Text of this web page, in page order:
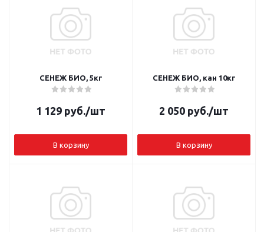
СЕНЕЖ БИО, 5кг
1 129 руб./шт
В корзину
СЕНЕЖ БИО, кан 10кг
2 050 руб./шт
В корзину